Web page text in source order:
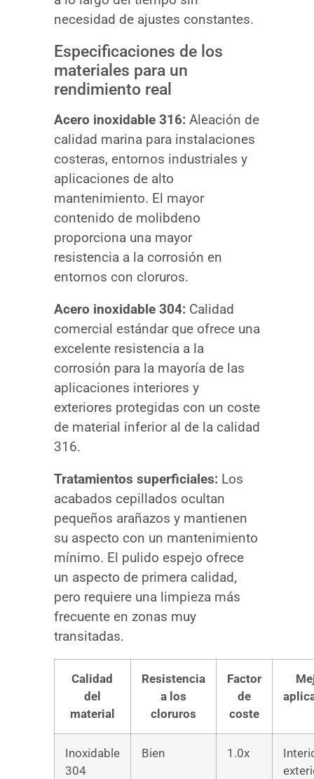
necesidad de ajustes constantes.
Especificaciones de los
materiales para un
rendimiento real
Acero inoxidable 316: Aleación de
calidad marina para instalaciones
costeras, entornos industriales y
aplicaciones de alto
mantenimiento. El mayor
contenido de molibdeno
proporciona una mayor
resistencia a la corrosión en
entornos con cloruros.
Acero inoxidable 304: Calidad
comercial estándar que ofrece una
excelente resistencia a la
corrosión para la mayoría de las
aplicaciones interiores y
exteriores protegidas con un coste
de material inferior al de la calidad
316.
Tratamientos superficiales: Los
acabados cepillados ocultan
pequeños arañazos y mantienen
su aspecto con un mantenimiento
mínimo. El pulido espejo ofrece
un aspecto de primera calidad,
pero requiere una limpieza más
frecuente en zonas muy
transitadas.
Calidad
del
material
Resistencia
a los
cloruros
Factor
de
coste
Inoxidable
304
Bien 1.0x